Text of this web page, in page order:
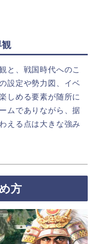
と、戦国時代へのこ
設定や勢力図、イベ
しめる要素が随所に
ムでありながら、据
える点は大きな強み
方